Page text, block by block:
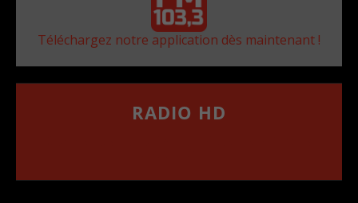
Téléchargez notre application dès maintenant !
RADIO HD